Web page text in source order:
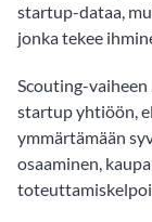
startup-dataa,
jonka tekee
Scouting-
startup yhtiöön,
ymmärtämään
osaaminen,